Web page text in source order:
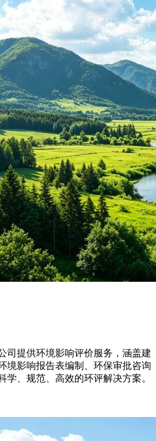
司提供环境影响评价服务，涵盖建
境影响报告表编制、环保审批咨询
学、规范、高效的环评解决方案。